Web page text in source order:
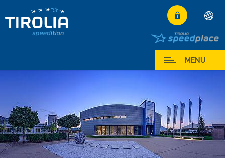
Deutsch
English
Français
Español
Polski
Česky
Magyar
MENU